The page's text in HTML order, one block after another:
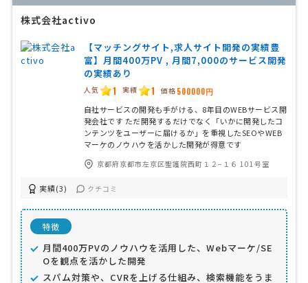
株式会社activo
【マッチングサイト,求人サイト開発の実績豊
富】月間400万PV , 月間7,000のサービス開発
の実績あり
人気 1 実績 1 価格 500000円
自社サービスの開発も手がける、8年目のWEBサービス開
発会社です ただ開発するだけでなく「いかに開発したコ
ンテンツをユーザーに届けるか」を重視したSEOやWEB
マーケのノウハウを活かした開発が得意です
京都府京都市左京区聖護院西町１２−１６ 101号室
実績(3) クチコミ
特徴
月間400万PVのノウハウを活用した、Webマーケ/SE
Oを観点を活かした開発
スパム対策や、CVRを上げる仕組み、検索機能をうま